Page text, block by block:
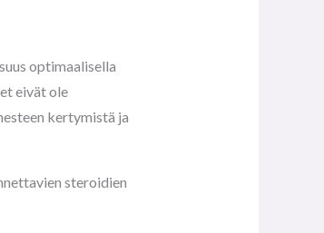
optimaalisella
eivät ole
kertymistä ja
steroidien